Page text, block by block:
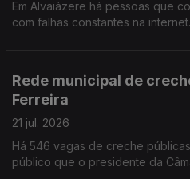
Em Alvaiázere há pessoas que
com falhas constantes na
Rede municipal de
Ferreira
21 jul. 2026
Há 546 vagas de creche
público que o presidente da